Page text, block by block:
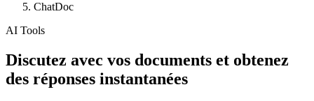
ChatDoc
AI Tools
Discutez avec vos documents et obtenez
des réponses instantanées